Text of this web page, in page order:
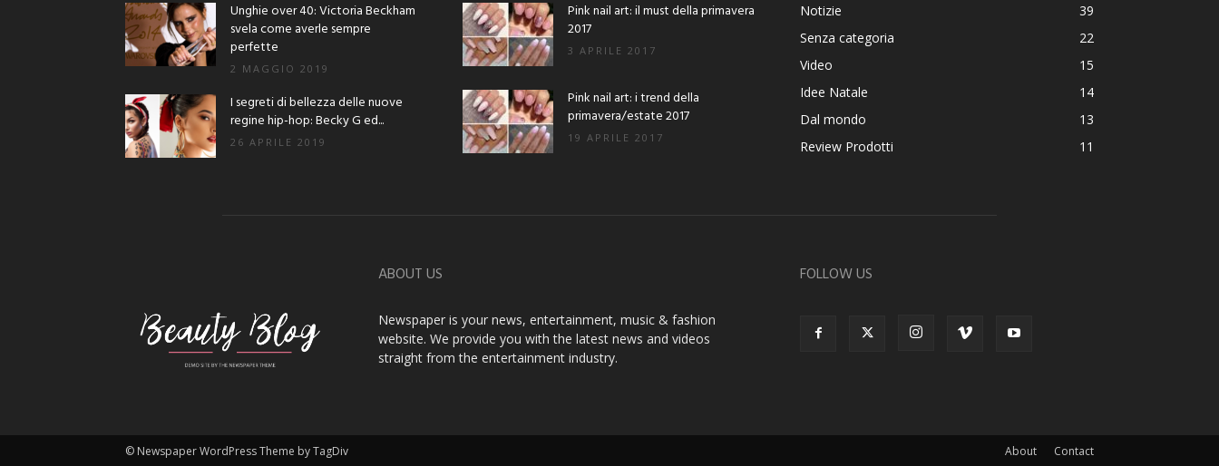
Unghie over 40: Victoria Beckham
svela come averle sempre
perfette
2 MAGGIO 2019
I segreti di bellezza delle nuove
regine hip-hop: Becky G ed...
26 APRILE 2019
Pink nail art: il must della primavera
2017
3 APRILE 2017
Pink nail art: i trend della
primavera/estate 2017
19 APRILE 2017
Notizie
39
Senza categoria
22
Video
15
Idee Natale
14
Dal mondo
13
Review Prodotti
11
ABOUT US
Newspaper is your news, entertainment, music & fashion
website. We provide you with the latest news and videos
straight from the entertainment industry.
FOLLOW US
About Contact
© Newspaper WordPress Theme by TagDiv